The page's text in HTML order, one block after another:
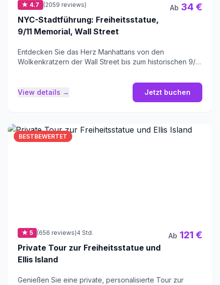
★ 4.7 (2059 reviews)
NYC-Stadtführung: Freiheitsstatue,
9/11 Memorial, Wall Street
Ab 34 €
Entdecken Sie das Herz Manhattans von den
Wolkenkratzern der Wall Street bis zum historischen 9/11
View details → Jetzt buchen
BESTBEWERTET
★ 5 (656 reviews)4 Std.
Private Tour zur Freiheitsstatue und
Ellis Island
Ab 121 €
Genießen Sie eine private, personalisierte Tour zur